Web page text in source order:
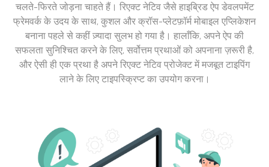
चलते-फिरते जोड़ना चाहते हैं। रिएक्ट नेटिव जैसे हाइब्रिड ऐप डेवलपमेंट
फ्रेमवर्क के उदय के साथ, कुशल और क्रॉस-प्लेटफ़ॉर्म मोबाइल एप्लिकेशन
बनाना पहले से कहीं ज़्यादा सुलभ हो गया है। हालाँकि, अपने ऐप की
सफलता सुनिश्चित करने के लिए, सर्वोत्तम प्रथाओं को अपनाना ज़रूरी है,
और ऐसी ही एक प्रथा है अपने रिएक्ट नेटिव प्रोजेक्ट में मजबूत टाइपिंग
लाने के लिए टाइपस्क्रिप्ट का उपयोग करना।